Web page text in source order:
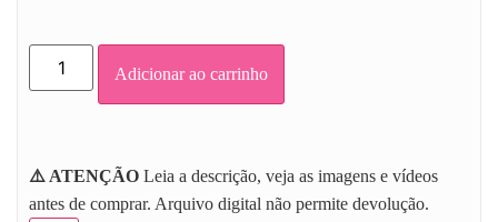
Adicionar ao carrinho
⚠️ ATENÇÃO Leia a descrição, veja as imagens e vídeos
antes de comprar. Arquivo digital não permite devolução.